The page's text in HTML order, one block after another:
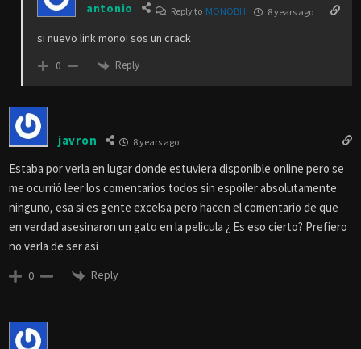
antonio Reply to MONOBH 8 years ago
si nuevo link mono! sos un crack
0 Reply
javron 8 years ago
Estaba por verla en lugar donde estuviera disponible online pero se
me ocurrió leer los comentarios todos sin espoiler absolutamente
ninguno, esa si es gente excelsa pero hacen el comentario de que
en verdad asesinaron un gato en la pelicula ¿ Es eso cierto? Prefiero
no verla de ser asi
0 Reply